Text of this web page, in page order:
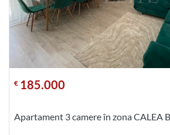
€ 185.000
Apartament 3 camere în zona CALEA